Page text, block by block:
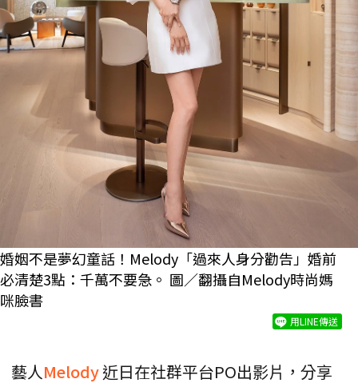
婚姻不是夢幻童話！Melody「過來人身分勸告」婚前
必清楚3點：千萬不要急。 圖／翻攝自Melody時尚媽
咪臉書
用LINE傳送
藝人Melody近日在社群平台PO出影片，分享